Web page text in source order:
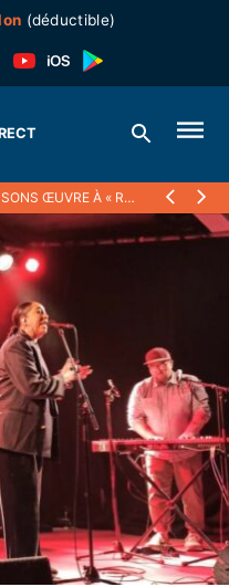
(déductible)
FIN FOND DE NOTRE CHAMPSAUR CHÉRI »